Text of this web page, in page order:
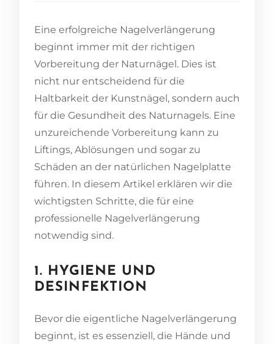
Eine erfolgreiche Nagelverlängerung
beginnt immer mit der richtigen
Vorbereitung der Naturnägel. Dies ist
nicht nur entscheidend für die
Haltbarkeit der Kunstnägel, sondern auch
für die Gesundheit des Naturnagels. Eine
unzureichende Vorbereitung kann zu
Liftings, Ablösungen und sogar zu
Schäden an der natürlichen Nagelplatte
führen. In diesem Artikel erklären wir die
wichtigsten Schritte, die für eine
professionelle Nagelverlängerung
notwendig sind.
1. HYGIENE UND
DESINFEKTION
Bevor die eigentliche Nagelverlängerung
beginnt, ist es essenziell, die Hände und